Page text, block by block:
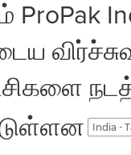
ProPak
India -